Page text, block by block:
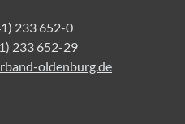
233 652-0
233 652-29
oldenburg.de